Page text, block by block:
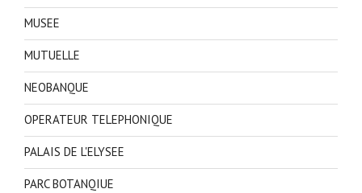
MUSEE
MUTUELLE
NEOBANQUE
OPERATEUR TELEPHONIQUE
PALAIS DE L'ELYSEE
PARC BOTANQIUE